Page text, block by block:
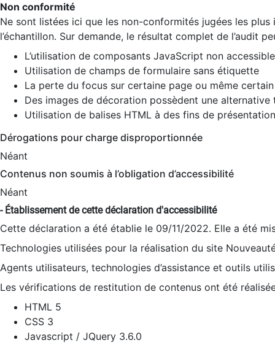
Non conformité
Ne sont listées ici que les non-conformités jugées les
l’échantillon. Sur demande, le résultat complet de l’audit
L’utilisation de composants JavaScript non
Utilisation de champs de formulaire sans étiquette
La perte du focus sur certaine page ou même
Des images de décoration possèdent une alternative
Utilisation de balises HTML à des fins de
Dérogations pour charge disproportionnée
Néant
Contenus non soumis à l’obligation d’accessibilité
Néant
- Établissement de cette déclaration d'accessibilité
Cette déclaration a été établie le 09/11/2022. Elle a été
Technologies utilisées pour la réalisation du site
Agents utilisateurs, technologies d’assistance et outils
Les vérifications de restitution de contenus ont été
HTML 5
CSS 3
Javascript / JQuery 3.6.0